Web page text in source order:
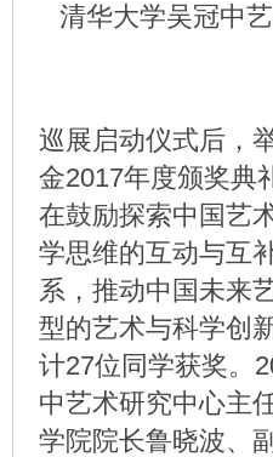
清华大学吴冠中
巡展启动仪式后，
金2017年度颁奖典
在鼓励探索中国艺
学思维的互动与互
系，推动中国未来
型的艺术与科学创
计27位同学获奖。
中艺术研究中心主
学院院长鲁晓波、